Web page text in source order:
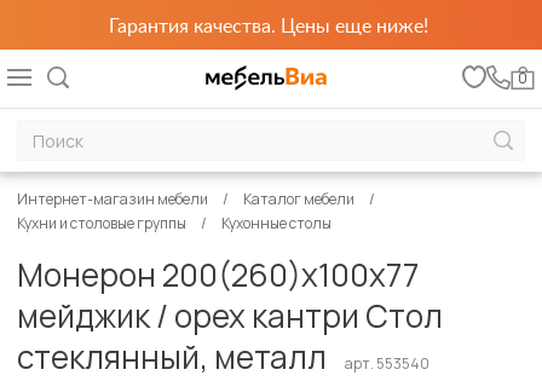
Гарантия качества. Цены еще ниже!
0
Интернет-магазин мебели
Каталог мебели
Кухни и столовые группы
Кухонные столы
Монерон 200(260)х100х77
мейджик / орех кантри Стол
стеклянный, металл
арт. 553540